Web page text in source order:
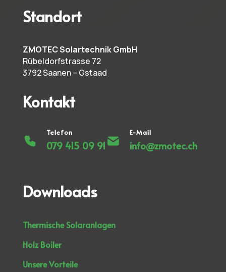
Standort
ZMOTEC Solartechnik GmbH
Rübeldorfstrasse 72
3792 Saanen – Gstaad
Kontakt
Telefon
079 415 09 91
E-Mail
info@zmotec.ch
Downloads
Thermische Solaranlagen
Holz Boiler
Unsere Vorteile